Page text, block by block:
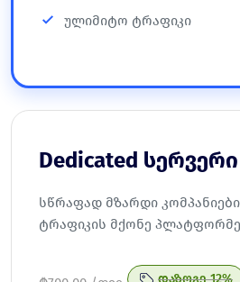
ულიმიტო ტრაფიკი
Dedicated სერვერი
სწრაფად მზარდი
ტრაფიკის მქონე